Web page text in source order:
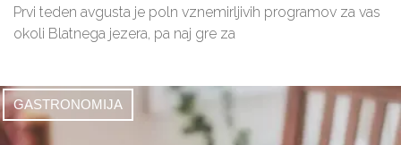
Prvi teden avgusta je poln vznemirljivih programov za vas
okoli Blatnega jezera, pa naj gre za
GASTRONOMIJA